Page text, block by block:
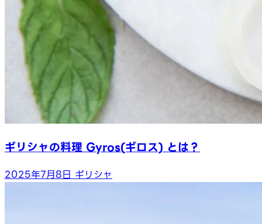
ギリシャの料理 Gyros(ギロス) とは？
2025年7月8日 ギリシャ